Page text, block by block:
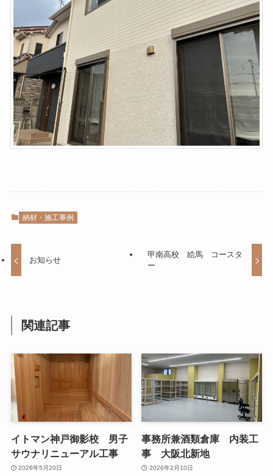
納材・施工事例
お知らせ
甲南高校 絵馬 コースタ
ー
関連記事
イトマン神戸御影校 男子
サウナリニューアル工事
2026年5月20日
事務所兼酒類倉庫 内装工
事 大阪北新地
2026年2月10日